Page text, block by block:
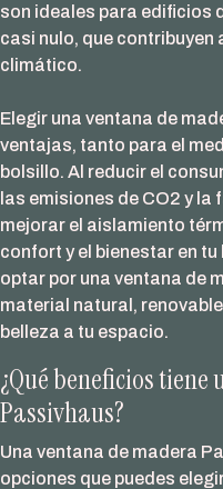
son ideales para edificios
casi nulo, que contribuyen
climático.
Elegir una ventana de
ventajas, tanto para el
bolsillo. Al reducir el
las emisiones de CO2 y
mejorar el aislamiento
confort y el bienestar en tu
optar por una ventana de
material natural,
belleza a tu espacio.
¿Qué beneficios
Passivhaus?
Una ventana de madera
opciones que puedes